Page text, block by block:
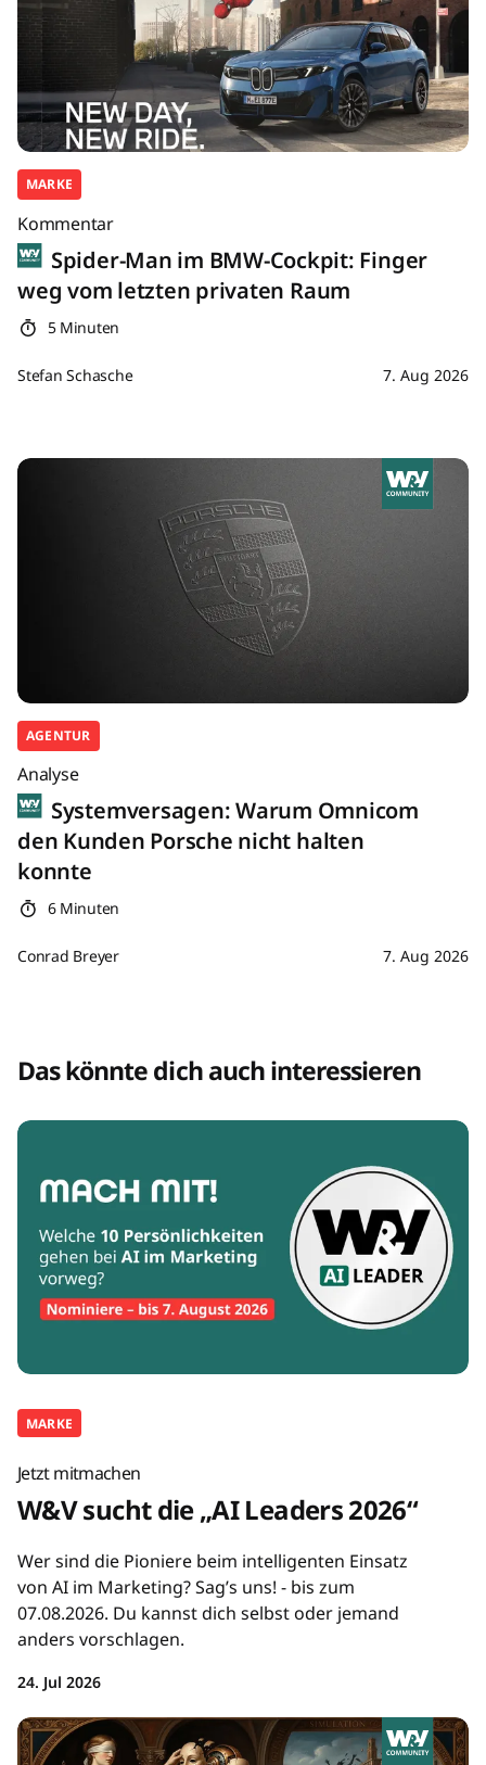
MARKE
Kommentar
Spider-Man im BMW-Cockpit: Finger
weg vom letzten privaten Raum
5 Minuten
Stefan Schasche 7. Aug 2026
AGENTUR
Analyse
Systemversagen: Warum Omnicom
den Kunden Porsche nicht halten
konnte
6 Minuten
Conrad Breyer 7. Aug 2026
Das könnte dich auch interessieren
MARKE
Jetzt mitmachen
W&V sucht die „AI Leaders 2026“
Wer sind die Pioniere beim intelligenten Einsatz
von AI im Marketing? Sag’s uns! - bis zum
07.08.2026. Du kannst dich selbst oder jemand
anders vorschlagen.
24. Jul 2026